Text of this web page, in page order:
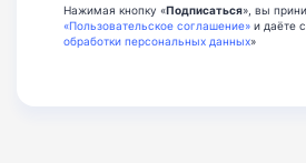
Нажимая кнопку «Подписаться», вы
«Пользовательское соглашение» и даёте
обработки персональных данных»